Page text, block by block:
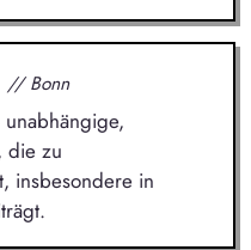
// Bonn
unabhängige,
die zu
insbesondere in